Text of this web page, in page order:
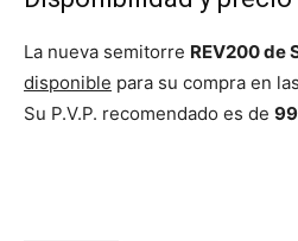
La nueva semitorre REV200 de
disponible para su compra en
Su P.V.P. recomendado es de